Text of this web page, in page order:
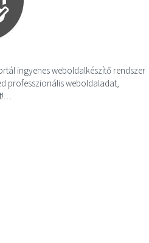
ingyenes weboldalkészítő rendszer
professzionális weboldaladat,